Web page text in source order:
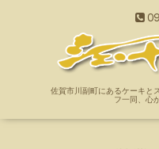
佐賀市川副町にあるケーキと
フ一同、心